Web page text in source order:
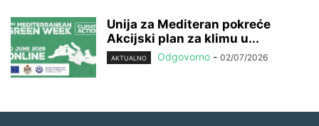
Unija za Mediteran pokreće
Akcijski plan za klimu u...
AKTUALNO Odgovorno - 02/07/2026